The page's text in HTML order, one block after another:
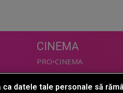
CINEMA
PRO•CINEMA
ca datele tale personale să